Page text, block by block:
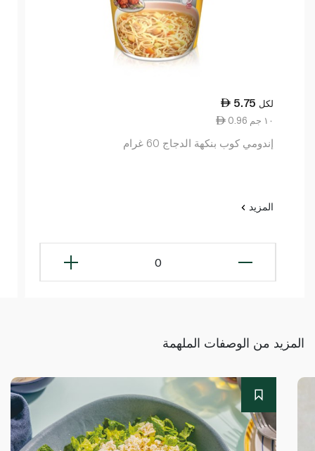
5.75 لكل
0.96 ١٠ جم
إندومي كوب بنكهة الدجاج 60 غرام
المزيد
0
المزيد من الوصفات الملهمة